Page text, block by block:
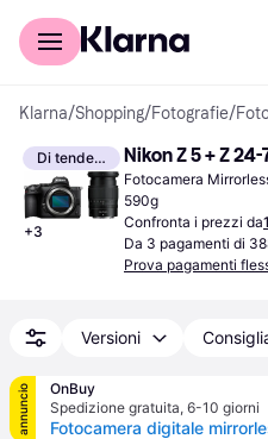
Per il tuo shopping
Klarna/Shopping/Fotografie/
Di tendenza
+3
Nikon Z 5 + Z 24-
Fotocamera
590g
Confronta i prezzi da
Da 3 pagamenti di
Prova pagamenti
Versioni
annuncio
OnBuy
Spedizione gratuita, 6-10 giorni